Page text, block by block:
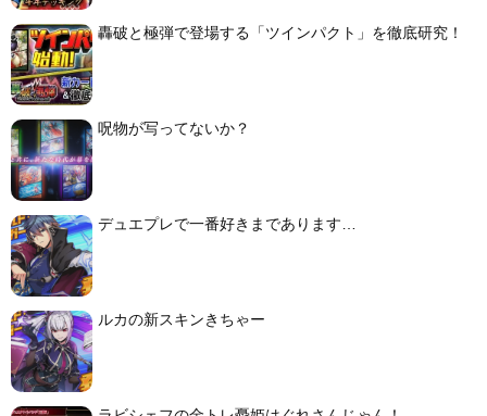
轟破と極弾で登場する「ツインパクト」を徹底研究！
呪物が写ってないか？
デュエプレで一番好きまであります…
ルカの新スキンきちゃー